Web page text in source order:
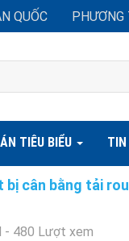
QUỐC
TIÊU BIỂU
bị cân bằng tải
- 480 Lượt xem